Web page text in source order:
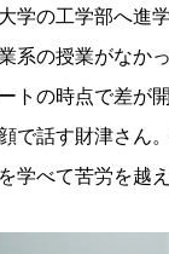
学の工学部へ進
業系の授業がなか
トの時点で差が
で話す財津さん
学べて苦労を越